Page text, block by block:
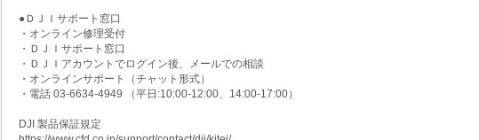
●ＤＪＩサポート窓口
・オンライン修理受付
・ＤＪＩサポート窓口
・ＤＪＩアカウントでログイン後、メールでの相談
・オンラインサポート（チャット形式）
・電話 03-6634-4949 （平日:10:00-12:00、14:00-17:00）
DJI 製品保証規定